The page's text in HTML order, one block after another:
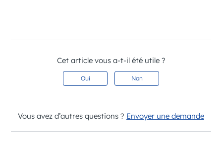
Cet article vous a-t-il été utile ?
Oui Non
Vous avez d’autres questions ? Envoyer une demande